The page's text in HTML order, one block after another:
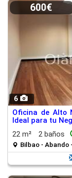
6
600€
Oficina de Alto
Ideal para tu
22 m²
2 baños
Bilbao - Abando